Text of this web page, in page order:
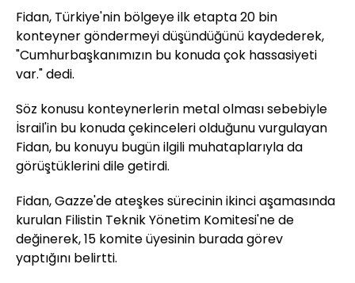
Fidan, Türkiye'nin bölgeye ilk etapta 20 bin
konteyner göndermeyi düşündüğünü kaydederek,
"Cumhurbaşkanımızın bu konuda çok hassasiyeti
var." dedi.
Söz konusu konteynerlerin metal olması sebebiyle
İsrail'in bu konuda çekinceleri olduğunu vurgulayan
Fidan, bu konuyu bugün ilgili muhataplarıyla da
görüştüklerini dile getirdi.
Fidan, Gazze'de ateşkes sürecinin ikinci aşamasında
kurulan Filistin Teknik Yönetim Komitesi'ne de
değinerek, 15 komite üyesinin burada görev
yaptığını belirtti.